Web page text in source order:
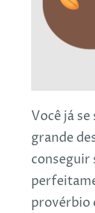
Você já
grande
conseguir
provérbio